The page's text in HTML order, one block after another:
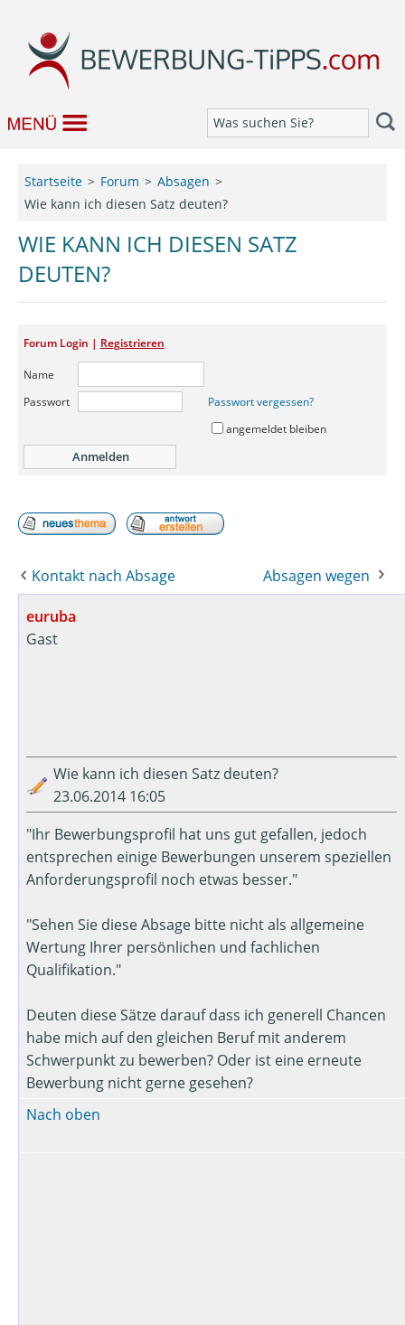
Job & Karriere
Bewerbungseditor
Startseite Forum
Absagen
Wie kann ich diesen Satz deuten?
WIE KANN ICH DIESEN SATZ
DEUTEN?
Forum Login | Registrieren
Name
Passwort
Passwort vergessen?
angemeldet bleiben
Kontakt nach Absage Absagen wegen
euruba
Gast
Wie kann ich diesen Satz deuten?
23.06.2014 16:05
"Ihr Bewerbungsprofil hat uns gut gefallen, jedoch
entsprechen einige Bewerbungen unserem speziellen
Anforderungsprofil noch etwas besser."
"Sehen Sie diese Absage bitte nicht als allgemeine
Wertung Ihrer persönlichen und fachlichen
Qualifikation."
Deuten diese Sätze darauf dass ich generell Chancen
habe mich auf den gleichen Beruf mit anderem
Schwerpunkt zu bewerben? Oder ist eine erneute
Bewerbung nicht gerne gesehen?
Nach oben